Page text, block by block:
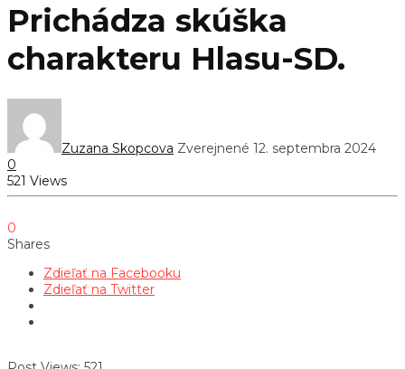
Prichádza skúška
charakteru Hlasu-SD.
Zuzana Skopcova Zverejnené 12. septembra 2024
0
521 Views
0
Shares
Zdieľať na Facebooku
Zdieľať na Twitter